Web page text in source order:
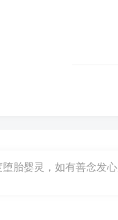
胎婴灵，如有善念发